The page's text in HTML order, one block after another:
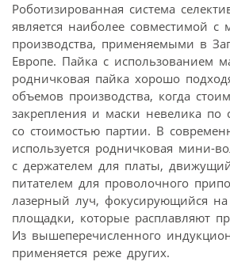
Роботизированная система
является наиболее совместимой с
производства, применяемыми в
Европе. Пайка с использованием
родничковая пайка хорошо
объемов производства, когда
закрепления и маски невелика по
со стоимостью партии. В
используется родничковая мини-
с держателем для платы,
питателем для проволочного
лазерный луч, фокусирующийся на
площадки, которые расплавляют
Из вышеперечисленного
применяется реже других.